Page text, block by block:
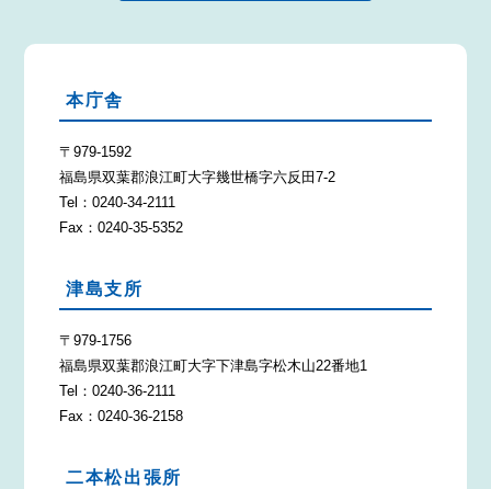
本庁舎
〒979-1592
福島県双葉郡浪江町大字幾世橋字六反田7-2
Tel：0240-34-2111
Fax：0240-35-5352
津島支所
〒979-1756
福島県双葉郡浪江町大字下津島字松木山22番地1
Tel：0240-36-2111
Fax：0240-36-2158
二本松出張所